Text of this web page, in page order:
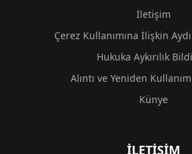
İletişim
Çerez Kullanımına İlişkin
Hukuka Aykırılık
Alıntı ve Yeniden
Künye
İLETIŞIM